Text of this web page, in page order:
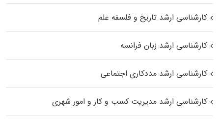
کارشناسی ارشد تاریخ و فلسفه علم
کارشناسی ارشد زبان فرانسه
کارشناسی ارشد مددکاری اجتماعی
کارشناسی ارشد مدیریت کسب و کار و امور شهری